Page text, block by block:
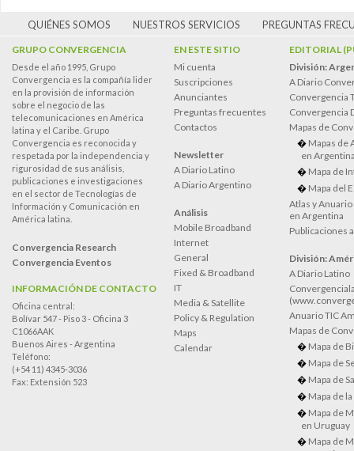
QUIÉNES SOMOS NUESTROS SERVICIOS PREGUNTAS
GRUPO CONVERGENCIA
Desde el año 1995, Grupo
Convergencia es la compañía lider
en la provisión de información
sobre el negocio de las
telecomunicaciones en América
latina y el Caribe. Grupo
Convergencia es reconocida y
respetada por la independencia y
rigurosidad de sus análisis,
publicaciones e investigaciones
en el sector de Tecnologías de
Información y Comunicación en
América latina.
Convergencia Research
Convergencia Eventos
INFORMACIÓN DE CONTACTO
Oficina central:
Bolívar 547 - Piso 3 - Oficina 3
C1066AAK
Buenos Aires - Argentina
Teléfono:
(+54 11) 4345-3036
Fax: Extensión 523
EN ESTE SITIO
Mi cuenta
Suscripciones
Anunciantes
Preguntas frecuentes
Contactos
Newsletter
A Diario Latino
A Diario Argentino
Análisis
Mobile Broadband
Internet
General
Fixed & Broadband
IT
Media & Satellite
Policy & Regulation
Maps
Calendar
EDITORIAL
División:
A Diario
Convergencia
Convergencia
Mapas de
Mapas de
en
Mapa de
Mapa del
Atlas y
en Argentina
Publicaciones
División:
A Diario Latino
Anuario TIC
Mapas de
Mapa de
Mapa de
Mapa de
Mapa de
Mapa de
en Uruguay
Mapa de